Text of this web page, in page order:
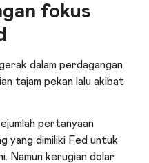
fokus
dalam perdagangan
tajam pekan lalu akibat
pertanyaan
yang dimiliki Fed untuk
Namun kerugian dolar